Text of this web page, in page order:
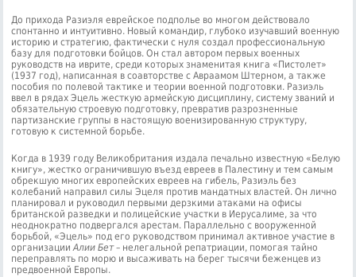
До прихода Разиэля еврейское подполье во многом действовало
спонтанно и интуитивно. Новый командир, глубоко изучавший военную
историю и стратегию, фактически с нуля создал профессиональную
базу для подготовки бойцов. Он стал автором первых военных
руководств на иврите, среди которых знаменитая книга «Пистолет»
(1937 год), написанная в соавторстве с Авраамом Штерном, а также
пособия по полевой тактике и теории военной подготовки. Разиэль
ввел в рядах Эцель жесткую армейскую дисциплину, систему званий и
обязательную строевую подготовку, превратив разрозненные
партизанские группы в настоящую военизированную структуру,
готовую к системной борьбе.
Когда в 1939 году Великобритания издала печально известную «Белую
книгу», жестко ограничившую въезд евреев в Палестину и тем самым
обрекшую многих европейских евреев на гибель, Разиэль без
колебаний направил силы Эцеля против мандатных властей. Он лично
планировал и руководил первыми дерзкими атаками на офисы
британской разведки и полицейские участки в Иерусалиме, за что
неоднократно подвергался арестам. Параллельно с вооруженной
борьбой, «Эцель» под его руководством принимал активное участие в
организацииАлии Бет– нелегальной репатриации, помогая тайно
переправлять по морю и высаживать на берег тысячи беженцев из
предвоенной Европы.